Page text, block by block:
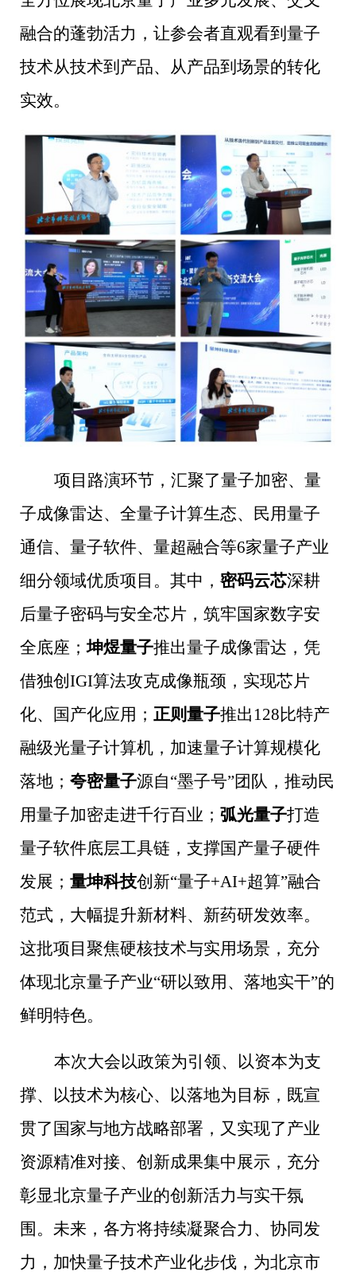
融合的蓬勃活力，让参会者直观看到量子
技术从技术到产品、从产品到场景的转化
实效。
项目路演环节，汇聚了量子加密、量
子成像雷达、全量子计算生态、民用量子
通信、量子软件、量超融合等6家量子产业
细分领域优质项目。其中， 密码云芯深耕
后量子密码与安全芯片，筑牢国家数字安
全底座；坤煜量子推出量子成像雷达，凭
借独创IGI算法攻克成像瓶颈，实现芯片
化、国产化应用； 正则量子推出128比特产
融级光量子计算机，加速量子计算规模化
落地； 夸密量子源自“墨子号”团队，推动民
用量子加密走进千行百业； 弧光量子打造
量子软件底层工具链，支撑国产量子硬件
发展； 量坤科技创新“量子+AI+超算”融合
范式，大幅提升新材料、新药研发效率。
这批项目聚焦硬核技术与实用场景，充分
体现北京量子产业“研以致用、落地实干”的
鲜明特色。
本次大会以政策为引领、以资本为支
撑、以技术为核心、以落地为目标，既宣
贯了国家与地方战略部署，又实现了产业
资源精准对接、创新成果集中展示，充分
彰显北京量子产业的创新活力与实干氛
围。未来，各方将持续凝聚合力、协同发
力，加快量子技术产业化步伐，为北京市